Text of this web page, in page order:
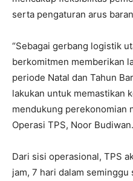
serta pengaturan arus
“Sebagai gerbang logistik
berkomitmen memberikan
periode Natal dan Tahun
lakukan untuk memastikan
mendukung perekonomian
Operasi TPS, Noor Budiwan.
Dari sisi operasional, TPS
jam, 7 hari dalam seminggu